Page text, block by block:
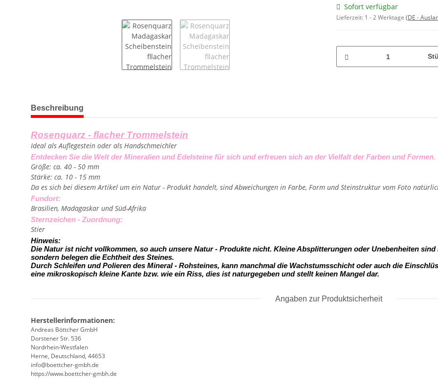
Sofort verfügbar
Lieferzeit: 1 - 2 Werktage (DE -
weitere Registerkarten anzeigen
Beschreibung
Rosenquarz - flacher Trommelstein
Ideal als Auflegestein oder als Handschmeichler
Entdecken Sie die Welt der Mineralien und Edelsteine für sich und erfreuen sich an der Vielfalt der Farben und Formen.
Größe: ca. 40 - 50 mm
Stärke: ca. 10 - 15 mm
Da es sich bei diesem Artikel um ein Natur - Produkt handelt, sind Abweichungen in Farbe, Form und Steinstruktur vom Foto
Fundort:
Brasilien, Madagaskar und Süd-Afrika
Sternzeichen - Zuordnung:
Stier
Hinweis:
Die Natur ist nicht vollkommen, so auch unsere Natur - Produkte nicht. Kleine Absplitterungen oder Unebenheiten
sondern belegen die Echtheit des Steines.
Durch Schleifen und Polieren des Mineral - Rohsteines, kann manchmal die Wachstumsschicht oder auch die
eine mikroskopisch kleine Kante bzw. wie ein Riss, dies ist naturgegeben und stellt keinen Mangel dar.
Angaben zur Produktsicherheit
Herstellerinformationen:
Andreas Böttcher GmbH
Dorstener Str. 536
Nordrhein-Westfalen
Herne, Deutschland, 44653
info@boettcher-gmbh.de
https://www.boettcher-gmbh.de